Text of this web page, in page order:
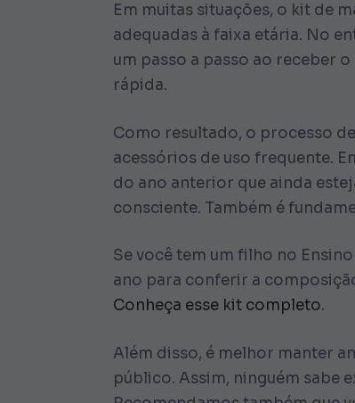
Em muitas situações, o kit de
adequadas à faixa etária. No
um passo a passo ao receber
rápida.
Como resultado, o processo
acessórios de uso frequente.
do ano anterior que ainda
consciente. Também é
Se você tem um filho no
ano para conferir a
Conheça esse kit completo.
Além disso, é melhor manter
público. Assim, ninguém sabe